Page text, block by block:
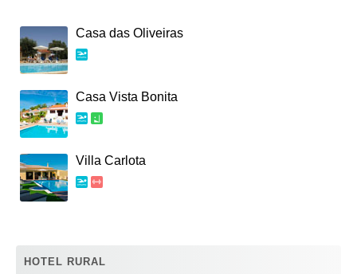
Casa das Oliveiras
Casa Vista Bonita
Villa Carlota
HOTEL RURAL